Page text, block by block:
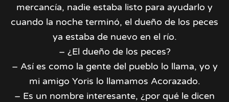
mercancía, nadie estaba listo para ayudarlo y
cuando la noche terminó, el dueño de los peces
ya estaba de nuevo en el río.
– ¿El dueño de los peces?
– Así es como la gente del pueblo lo llama, yo y
mi amigo Yoris lo llamamos Acorazado.
– Es un nombre interesante, ¿por qué le dicen